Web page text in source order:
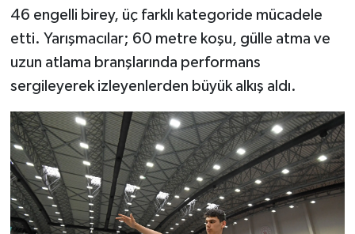
46 engelli birey, üç farklı kategoride mücadele
etti. Yarışmacılar; 60 metre koşu, gülle atma ve
uzun atlama branşlarında performans
sergileyerek izleyenlerden büyük alkış aldı.